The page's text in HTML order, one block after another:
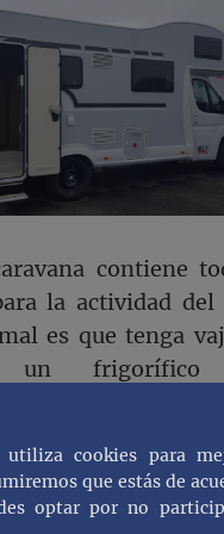
contiene
la actividad del
es que tenga
un frigorífico
las camas solo
lo que hay que
cookies para
que estás de
optar por no